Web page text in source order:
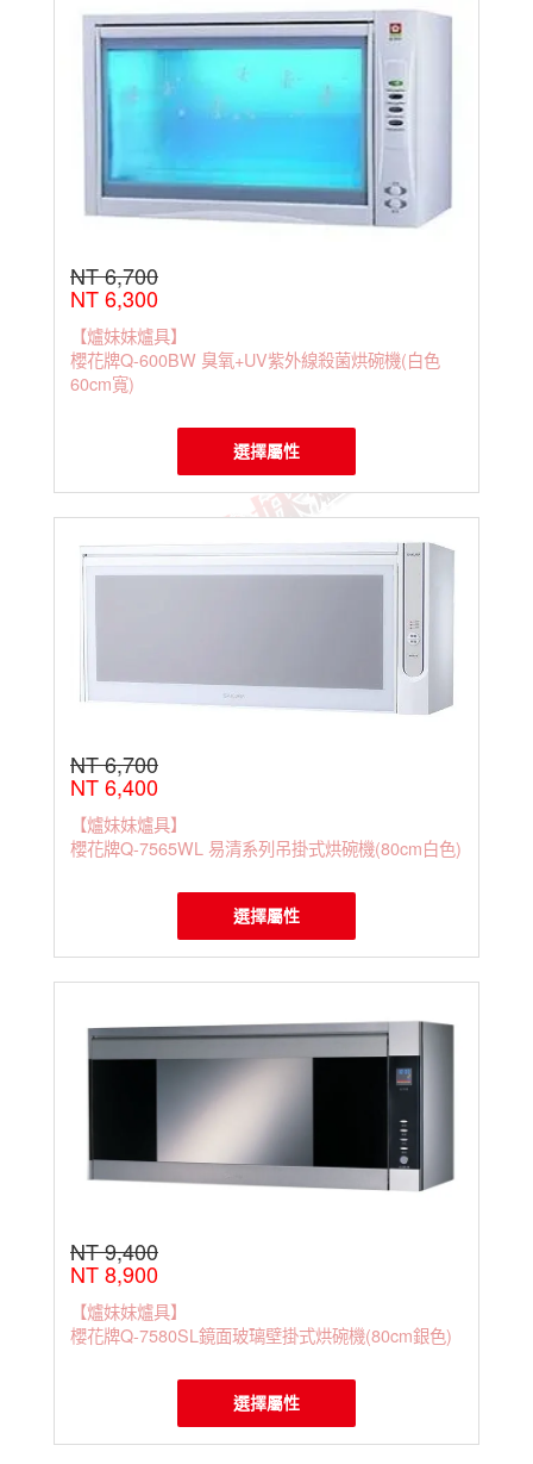
NT 6,700
NT 6,300
【爐妹妹爐具】
櫻花牌Q-600BW 臭氧+UV紫外線殺菌烘碗機(白色
60cm寬)
選擇屬性
NT 6,700
NT 6,400
【爐妹妹爐具】
櫻花牌Q-7565WL 易清系列吊掛式烘碗機(80cm白色)
選擇屬性
NT 9,400
NT 8,900
【爐妹妹爐具】
櫻花牌Q-7580SL鏡面玻璃壁掛式烘碗機(80cm銀色)
選擇屬性